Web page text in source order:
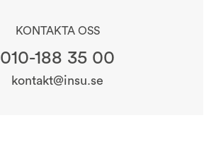
KONTAKTA OSS
010-188 35 00
kontakt@insu.se